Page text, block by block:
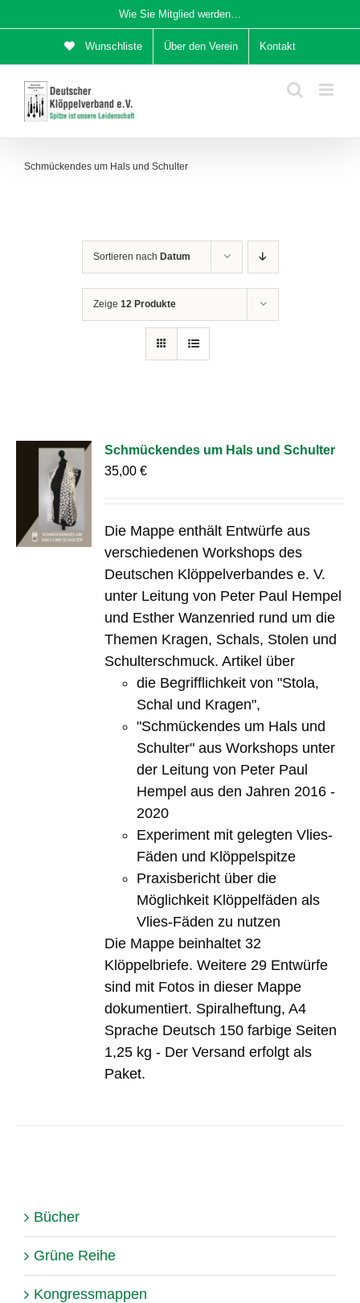
Inhalt
Wie Sie Mitglied werden…
Wunschliste Über den Verein Kontakt
Schmückendes um Hals und Schulter
Sortieren nach Datum
Zeige 12 Produkte
Schmückendes um Hals und Schulter
35,00€
Die Mappe enthält Entwürfe aus
verschiedenen Workshops des
Deutschen Klöppelverbandes e. V.
unter Leitung von Peter Paul Hempel
und Esther Wanzenried rund um die
Themen Kragen, Schals, Stolen und
Schulterschmuck. Artikel über
die Begrifflichkeit von "Stola,
Schal und Kragen",
"Schmückendes um Hals und
Schulter" aus Workshops unter
der Leitung von Peter Paul
Hempel aus den Jahren 2016 -
2020
Experiment mit gelegten Vlies-
Fäden und Klöppelspitze
Praxisbericht über die
Möglichkeit Klöppelfäden als
Vlies-Fäden zu nutzen
Die Mappe beinhaltet 32
Klöppelbriefe. Weitere 29 Entwürfe
sind mit Fotos in dieser Mappe
dokumentiert. Spiralheftung, A4
Sprache Deutsch 150 farbige Seiten
1,25 kg - Der Versand erfolgt als
Paket.
Bücher
Grüne Reihe
Kongressmappen